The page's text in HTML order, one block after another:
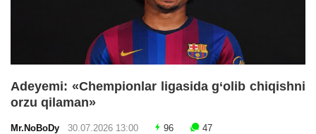
Adeyemi: «Chempionlar ligasida g‘olib chiqishni
orzu qilaman»
Mr.NoBoDy 30.07.2026 13:00 96 47